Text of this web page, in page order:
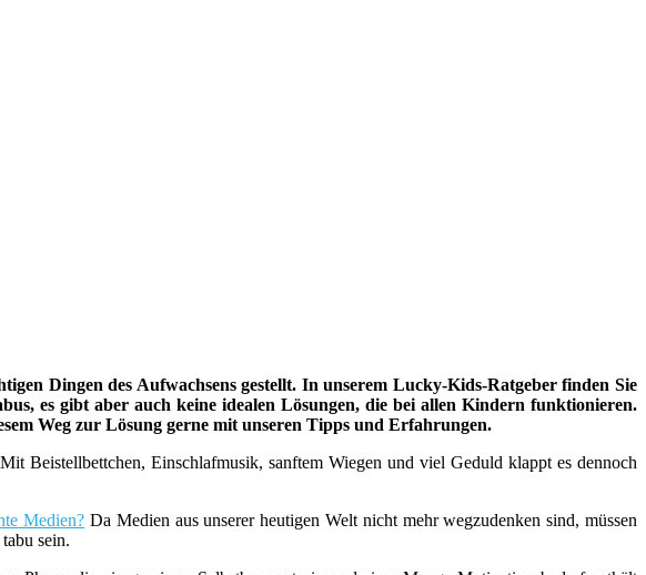
Dingen des Aufwachsens gestellt. In unserem Lucky-Kids-Ratgeber finden Sie
es gibt aber auch keine idealen Lösungen, die bei allen Kindern funktionieren.
Weg zur Lösung gerne mit unseren Tipps und Erfahrungen.
Beistellbettchen, Einschlafmusik, sanftem Wiegen und viel Geduld klappt es dennoch
Medien? Da Medien aus unserer heutigen Welt nicht mehr wegzudenken sind, müssen
sein.